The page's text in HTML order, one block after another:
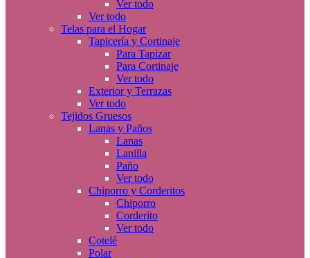
Ver todo
Ver todo
Telas para el Hogar
Tapicería y Cortinaje
Para Tapizar
Para Cortinaje
Ver todo
Exterior y Terrazas
Ver todo
Tejidos Gruesos
Lanas y Paños
Lanas
Lanilla
Paño
Ver todo
Chiporro y Corderitos
Chiporro
Corderito
Ver todo
Cotelé
Polar